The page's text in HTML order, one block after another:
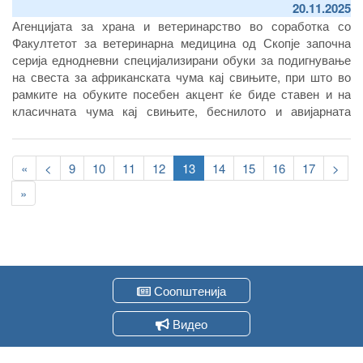
20.11.2025
Агенцијата за храна и ветеринарство во соработка со
Факултетот за ветеринарна медицина од Скопје започна
серија еднодневни специјализирани обуки за подигнување
на свеста за африканската чума кај свињите, при што во
рамките на обуките посебен акцент ќе биде ставен и на
класичната чума кај свињите, беснилото и авијарната
Pagination
First
page
«
Previous
page
< Page
9 Page
10 Page
11 Page
12
Current
page
13 Page
14 Page
15 Page
16 Page
17
>
Last
page
»
Соопштенија
Видео